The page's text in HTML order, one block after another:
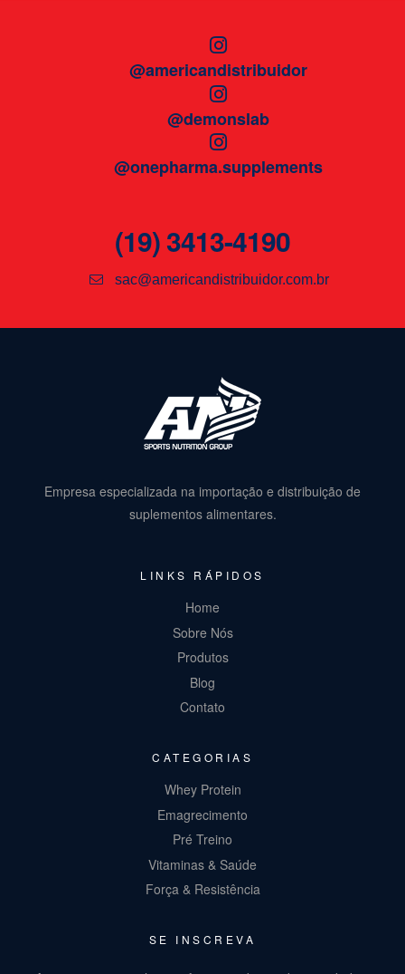
@americandistribuidor
@demonslab
@onepharma.supplements
(19) 3413-4190
sac@americandistribuidor.com.br
Empresa especializada na importação e distribuição de
suplementos alimentares.
LINKS RÁPIDOS
Home
Sobre Nós
Produtos
Blog
Contato
CATEGORIAS
Whey Protein
Emagrecimento
Pré Treino
Vitaminas & Saúde
Força & Resistência
SE INSCREVA